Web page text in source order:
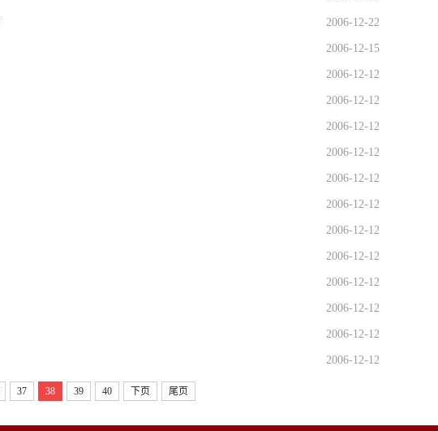
2006-12-22
2006-12-15
2006-12-12
2006-12-12
2006-12-12
2006-12-12
2006-12-12
2006-12-12
2006-12-12
2006-12-12
2006-12-12
2006-12-12
2006-12-12
2006-12-12
37 38 39 40 下页 尾页